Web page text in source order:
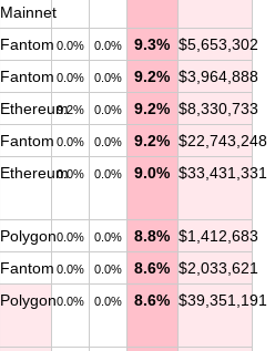
Mainnet
Fantom 0.0% 0.0% 9.3% $5,653,302
Fantom 0.0% 0.0% 9.2% $3,964,888
Ethereum9.2% 0.0% 9.2% $8,330,733
Fantom 0.0% 0.0% 9.2% $22,743,248
Ethereum0.0% 0.0% 9.0% $33,431,331
Polygon0.0% 0.0% 8.8% $1,412,683
Fantom 0.0% 0.0% 8.6% $2,033,621
Polygon0.0% 0.0% 8.6% $39,351,191